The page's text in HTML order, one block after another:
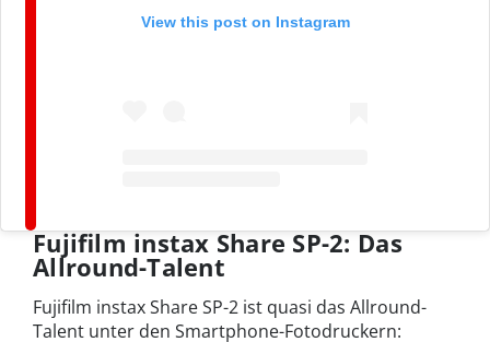
View this post on Instagram
Fujifilm instax Share SP-2: Das
Allround-Talent
Fujifilm instax Share SP-2 ist quasi das Allround-
Talent unter den Smartphone-Fotodruckern: